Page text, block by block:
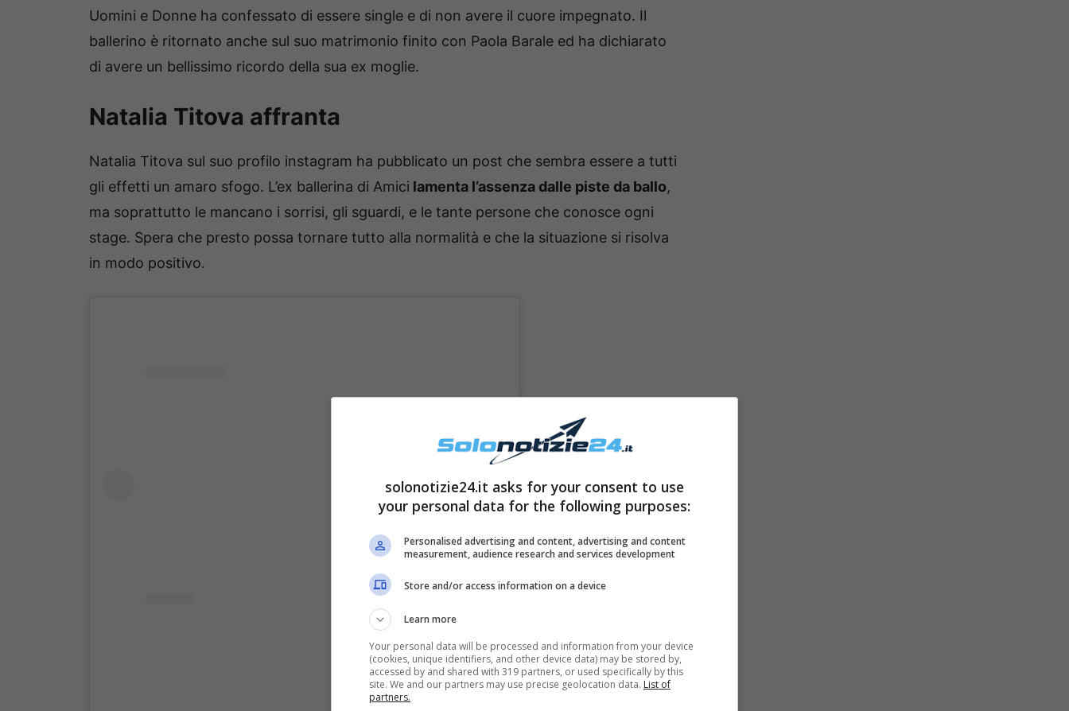
Uomini e Donne ha confessato di essere single e di non avere il cuore impegnato. Il
ballerino è ritornato anche sul suo matrimonio finito con Paola Barale ed ha dichiarato
di avere un bellissimo ricordo della sua ex moglie.
Natalia Titova affranta
Natalia Titova sul suo profilo instagram ha pubblicato un post che sembra essere a tutti
gli effetti un amaro sfogo. L’ex ballerina di Amici lamenta l’assenza dalle piste da ballo,
ma soprattutto le mancano i sorrisi, gli sguardi, e le tante persone che conosce ogni
stage. Spera che presto possa tornare tutto alla normalità e che la situazione si risolva
in modo positivo.
solonotizie24.it asks for your consent to use
your personal data for the following purposes:
Personalised advertising and content, advertising and content
measurement, audience research and services development
Store and/or access information on a device
Learn more
Your personal data will be processed and information from your device
(cookies, unique identifiers, and other device data) may be stored by,
accessed by and shared with 319 partners, or used specifically by this
site. We and our partners may use precise geolocation data. List of
partners.